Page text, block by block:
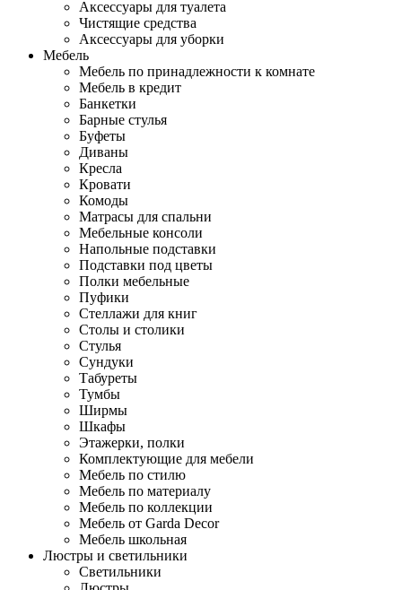
Аксессуары для туалета
Чистящие средства
Аксессуары для уборки
Мебель
Мебель по принадлежности к комнате
Мебель в кредит
Банкетки
Барные стулья
Буфеты
Диваны
Кресла
Кровати
Комоды
Матрасы для спальни
Мебельные консоли
Напольные подставки
Подставки под цветы
Полки мебельные
Пуфики
Стеллажи для книг
Столы и столики
Стулья
Сундуки
Табуреты
Тумбы
Ширмы
Шкафы
Этажерки, полки
Комплектующие для мебели
Мебель по стилю
Мебель по материалу
Мебель по коллекции
Мебель от Garda Decor
Мебель школьная
Люстры и светильники
Светильники